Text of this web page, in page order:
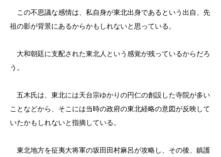
この不思議な感情は、私自身が東北出身であるという出自、先
祖の影が背景にあるからかもしれないと思っている。
大和朝廷に支配された東北人という感覚が残っているからだろ
う。
五木氏は、東北には天台宗ゆかりの円仁の創設した寺院が多い
ことなどから、そこには当時の政府の東北経略の意図が反映して
いたかもしれないと指摘している。
東北地方を征夷大将軍の坂田田村麻呂が攻略し、その後、鎮護